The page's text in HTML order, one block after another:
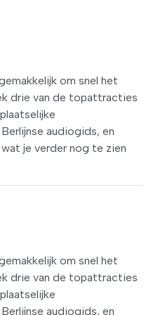
om snel het
drie van de topattracties
audiogids, en
je verder nog te zien
om snel het
drie van de topattracties
audiogids, en